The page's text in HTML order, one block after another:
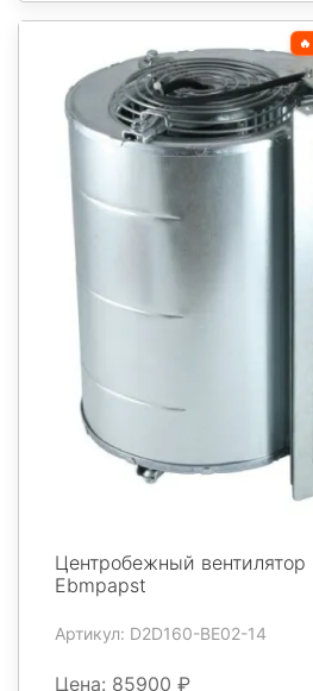
Центробежный вентилятор
Ebmpapst
Артикул: D2D160-BE02-14
Цена: 85900 ₽